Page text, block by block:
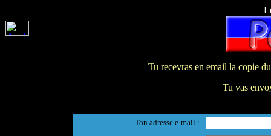
Tu recevras en email la copie
Tu vas
Ton adresse e-mail :